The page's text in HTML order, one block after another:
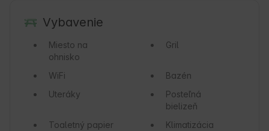
Vybavenie
Miesto na
ohnisko
Gril
WiFi
Bazén
Uteráky
Posteľná
bielizeň
Toaletný papier
Klimatizácia